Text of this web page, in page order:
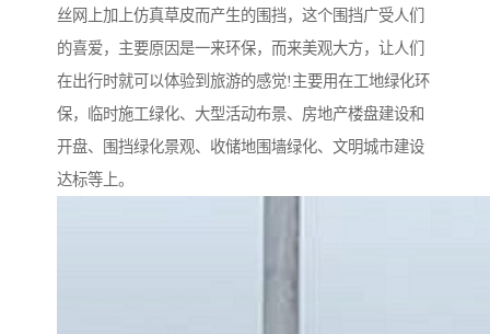
丝网上加上仿真草皮而产生的围挡，这个围挡广受人们
的喜爱，主要原因是一来环保，而来美观大方，让人们
在出行时就可以体验到旅游的感觉!主要用在工地绿化环
保，临时施工绿化、大型活动布景、房地产楼盘建设和
开盘、围挡绿化景观、收储地围墙绿化、文明城市建设
达标等上。